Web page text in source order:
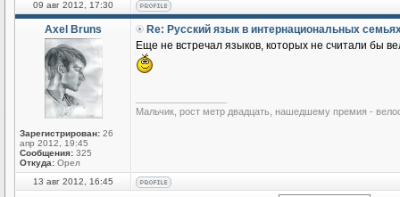
09 авг 2012, 17:30
Axel Bruns
Зарегистрирован: 26
апр 2012, 19:45
Сообщения: 325
Откуда: Орел
Re: Русский язык в интернациональных
Еще не встречал языков, которых не считали бы
Мальчик, рост метр двадцать, нашедшему премия -
13 авг 2012, 16:45